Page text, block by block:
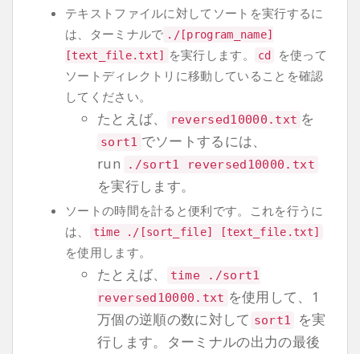
テキストファイルに対してソートを実行するに
は、ターミナルで ./[program_name]
[text_file. txt] を実行します。 cd
を使って
ソートディレクトリに移動していることを確認
してください。
たとえば、 reversed10000 . txt を
sort1 でソートするには、
run
./sort1 reversed10000 . txt
を実行します。
ソートの時間を計ると便利です。これを行うに
は、
time ./[sort_file] [text_file . txt]
を使用します。
たとえば、 time ./sort1
reversed10000 . txt を使用して、1
万個の逆順の数に対して sort1
を実
行します。ターミナルの出力の最後